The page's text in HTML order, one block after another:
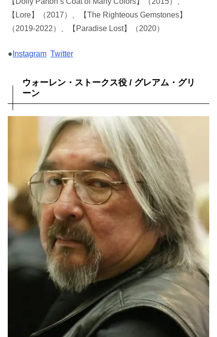
【Lore】（2017）、【The Righteous Gemstones】
（2019-2022）、【Paradise Lost】（2020）
● Instagram Twitter
ウォーレン・ストークス役 / グレアム・グリ
ーン